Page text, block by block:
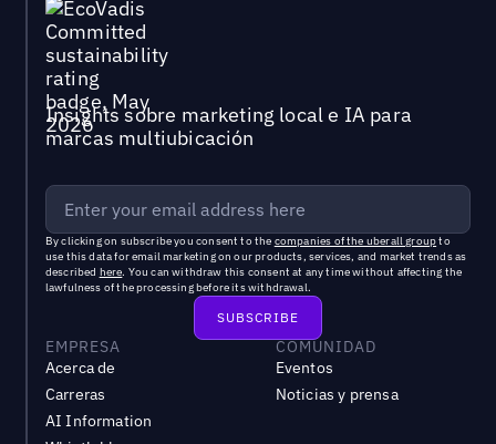
Insights sobre marketing local e IA para
marcas multiubicación
By clicking on subscribe you consent to the companies of the uberall groupto
use this data for email marketing on our products, services, and market trends as
described here. You can withdraw this consent at any time without affecting the
lawfulness of the processing before its withdrawal.
EMPRESA
Acerca de
Carreras
AI Information
COMUNIDAD
Eventos
Noticias y prensa